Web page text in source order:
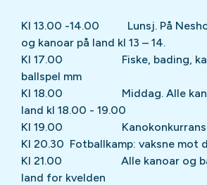
Kl 13.00 -14.00 Lunsj. På
og kanoar på land kl 13 – 14.
Kl 17.00 Fiske, bading,
ballspel mm
Kl 18.00 Middag. Alle
land kl 18.00 - 19.00
Kl 19.00
Kl 20.30 Fotballkamp: vaksne mot
Kl 21.00 Alle kanoar og
land for kvelden